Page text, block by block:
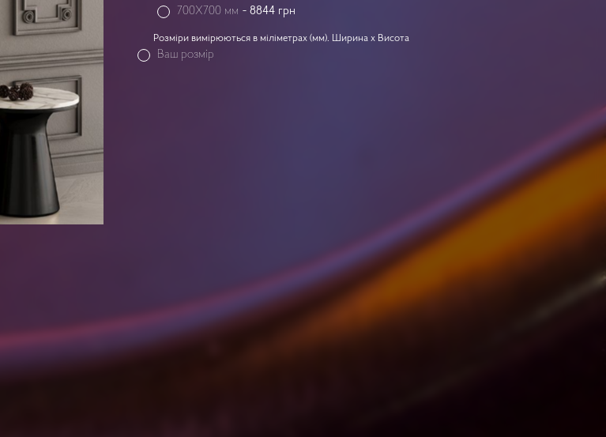
700X700 мм - 8844грн
Розміри вимірюються в міліметрах (мм). Ширина x Висота
Ваш розмір